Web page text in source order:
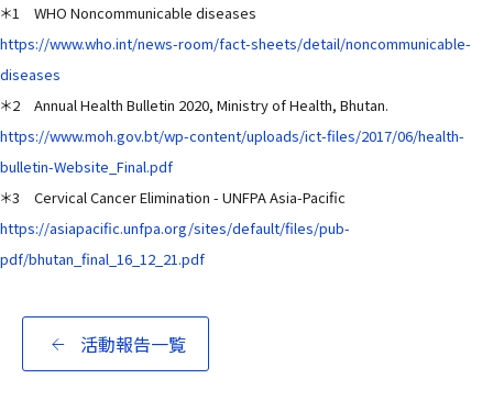
＊1 WHO Noncommunicable diseases
https://www.who.int/news-room/fact-sheets/detail/noncommunicable-
diseases
＊2 Annual Health Bulletin 2020, Ministry of Health, Bhutan.
https://www.moh.gov.bt/wp-content/uploads/ict-files/2017/06/health-
bulletin-Website_Final.pdf
＊3 Cervical Cancer Elimination - UNFPA Asia-Pacific
https://asiapacific.unfpa.org/sites/default/files/pub-
pdf/bhutan_final_16_12_21.pdf
活動報告一覧